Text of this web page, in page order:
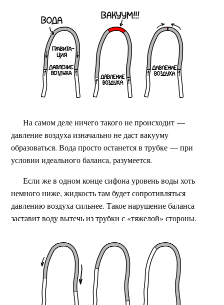
На самом деле ничего такого не происходит —
давление воздуха изначально не даст вакууму
образоваться. Вода просто останется в трубке — при
условии идеального баланса, разумеется.
Если же в одном конце сифона уровень воды хоть
немного ниже, жидкость там будет сопротивляться
давлению воздуха сильнее. Такое нарушение баланса
заставит воду вытечь из трубки с «тяжелой» стороны.